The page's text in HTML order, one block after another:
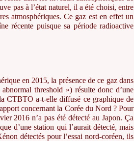
pas à l’état naturel, il a été choisi, entre
atmosphériques. Ce gaz est en effet un
récente puisque sa période radioactive
en 2015, la présence de ce gaz dans
threshold ») résulte donc d’une
CTBTO a-t-elle diffusé ce graphique de
concernant la Corée du Nord ? Pour
2016 n’a pas été détecté au Japon. Ça
d’une station qui l’aurait détecté, mais
détectés pour l’essai nord-coréen, ils